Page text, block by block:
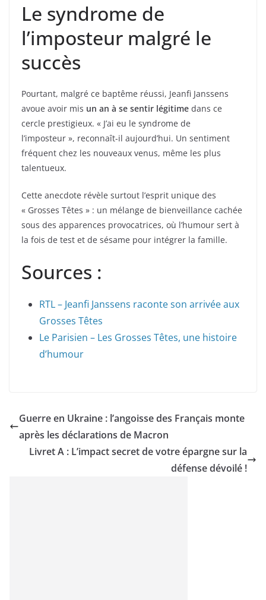
Le syndrome de
l’imposteur malgré le
succès
Pourtant, malgré ce baptême réussi, Jeanfi Janssens
avoue avoir mis un an à se sentir légitime dans ce
cercle prestigieux. « J’ai eu le syndrome de
l’imposteur », reconnaît-il aujourd’hui. Un sentiment
fréquent chez les nouveaux venus, même les plus
talentueux.
Cette anecdote révèle surtout l’esprit unique des
« Grosses Têtes » : un mélange de bienveillance cachée
sous des apparences provocatrices, où l’humour sert à
la fois de test et de sésame pour intégrer la famille.
Sources :
RTL – Jeanfi Janssens raconte son arrivée aux
Grosses Têtes
Le Parisien – Les Grosses Têtes, une histoire
d’humour
Guerre en Ukraine : l’angoisse des Français monte
après les déclarations de Macron
Livret A : L’impact secret de votre épargne sur la
défense dévoilé !